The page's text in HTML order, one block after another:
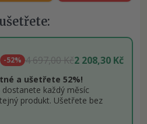
-52% 4 697,00 Kč2 208,30 Kč
a ušetřete 52%!
každý měsíc
produkt. Ušetřete bez